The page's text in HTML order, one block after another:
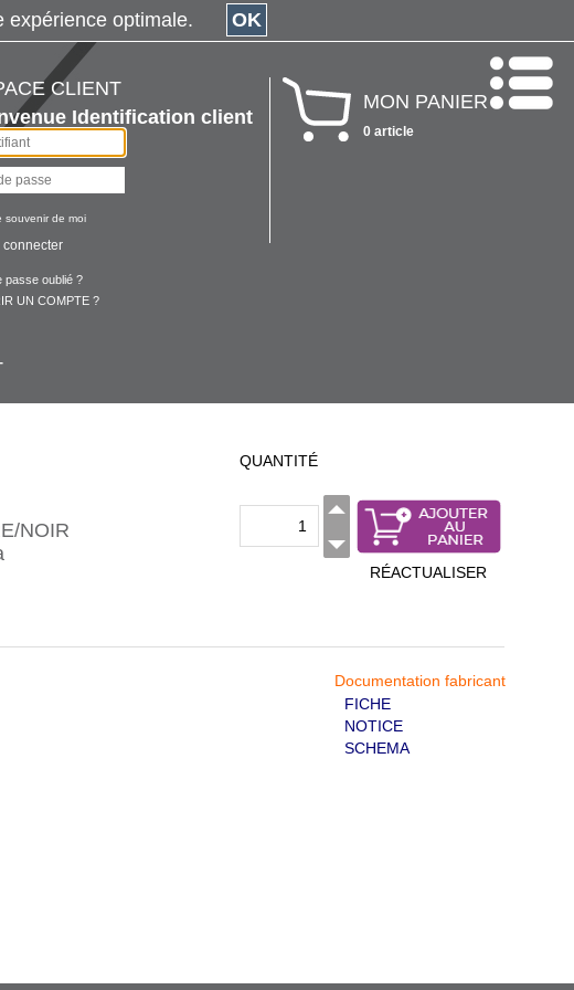
CLIENT
Identification client
souvenir de moi
connecter
passe oublié ?
UN COMPTE ?
MON PANIER
0 article
NOIR
QUANTITÉ
RÉACTUALISER
Documentation fabricant
FICHE
NOTICE
SCHEMA
expérience optimale. OK